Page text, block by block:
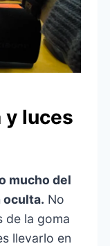
y luces
mucho del
oculta. No
de la goma
llevarlo en